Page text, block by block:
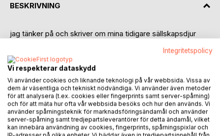
BESKRIVNING
jag tänker på och skriver om mina tidigare sällskapsdjur
att vi hade det så fint
att det inte var så många
egentligen
när det kommer till kritan
att det var några fåglar hit och dit
men inte så mycket mer
men det är bara det
att det kändes så
Integritetspolicy
Vi respekterar dataskydd
Vi använder cookies och liknande teknologi på vår webbsida. Vissa av
dem är väsentliga och tekniskt nödvändiga. Vi använder även metoder
för att analysera (t.ex. cookies eller fingerprints samt server-spårning)
och för att mäta hur ofta vår webbsida besöks och hur den används. Vi
använder spårningsteknik för marknadsföringsändamål och använder
server-spårning samt tredjepartsleverantörer för detta ändamål, vilket
kan innebära användning av cookies, fingerprints, spårningspixlar och